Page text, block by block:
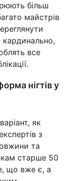
більш
майстрів
кардинально,
все
нігтів у
як
з
та
старше 50
що вже є, а